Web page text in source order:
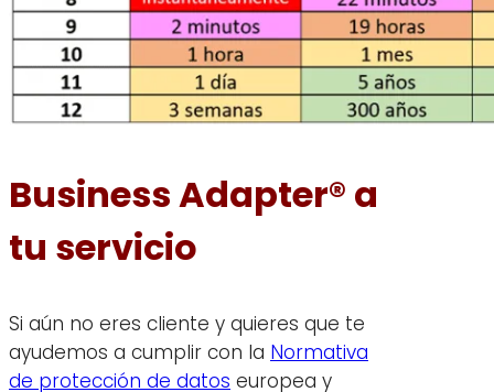
Business Adapter® a
tu servicio
Si aún no eres cliente y quieres que te
ayudemos a cumplir con la Normativa
de protección de datos europea y